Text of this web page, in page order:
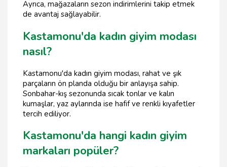
Ayrıca, mağazaların sezon indirimlerini takip etmek
de avantaj sağlayabilir.
Kastamonu'da kadın giyim modası
nasıl?
Kastamonu'da kadın giyim modası, rahat ve şık
parçaların ön planda olduğu bir anlayışa sahip.
Sonbahar-kış sezonunda sıcak tonlar ve kalın
kumaşlar, yaz aylarında ise hafif ve renkli kıyafetler
tercih ediliyor.
Kastamonu'da hangi kadın giyim
markaları popüler?